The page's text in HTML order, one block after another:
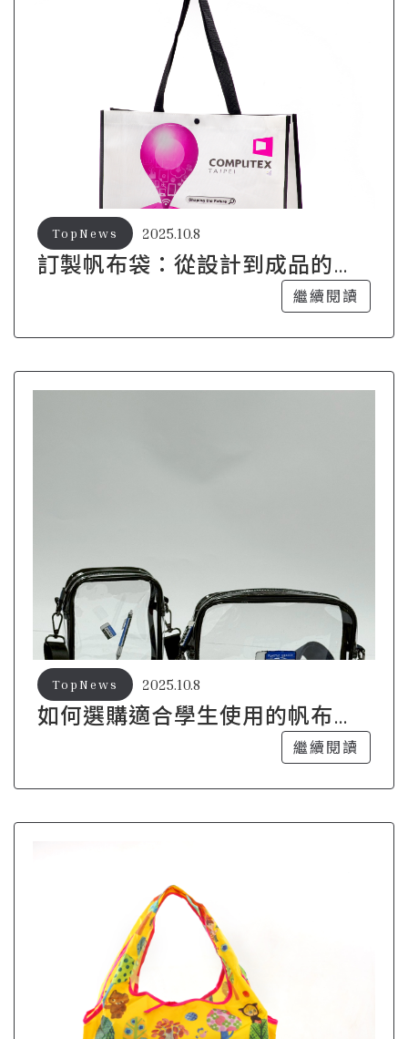
訂製帆布袋：從設計到成品的創
2025.10.8
TopNews
繼續閱讀
如何選購適合學生使用的帆布
2025.10.8
TopNews
繼續閱讀